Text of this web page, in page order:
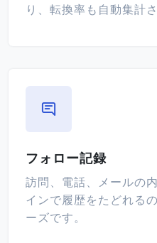
り、転換率も自動集計さ
フォロー記録
訪問、電話、メールの
インで履歴をたどれる
ーズです。